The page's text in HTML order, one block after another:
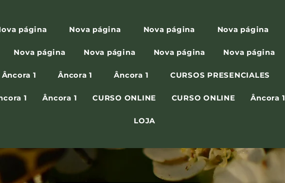
página Nova página Nova página Nova página
Nova página Nova página Nova página Nova página
Âncora 1 Âncora 1 Âncora 1 CURSOS PRESENCIALES
1 Âncora 1 CURSO ONLINE CURSO ONLINE Âncora 1
LOJA